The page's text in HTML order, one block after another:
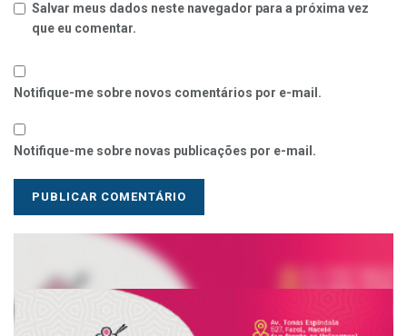
Salvar meus dados neste navegador para a próxima vez
que eu comentar.
Notifique-me sobre novos comentários por e-mail.
Notifique-me sobre novas publicações por e-mail.